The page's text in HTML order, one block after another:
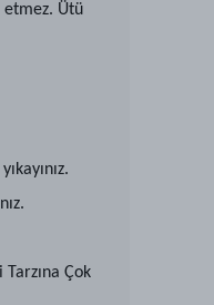
etmez. Ütü
Çok